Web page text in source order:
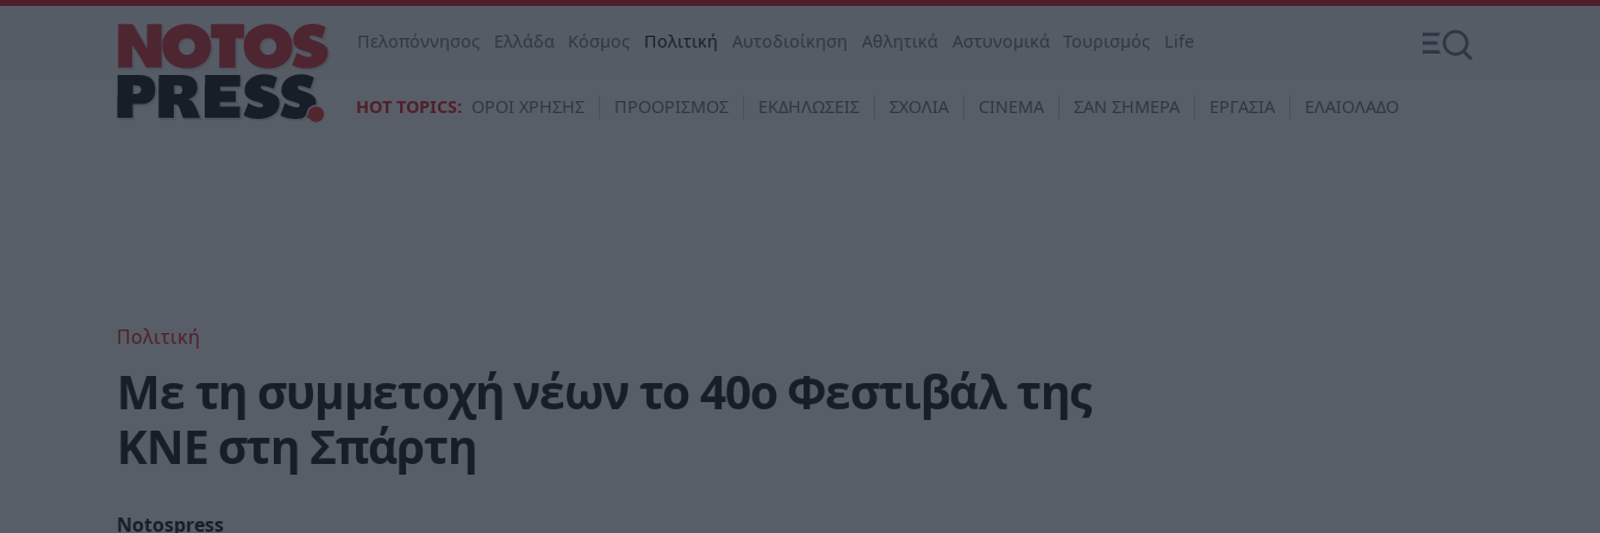
Πελοπόννησος Ελλάδα Κόσμος Πολιτική Αυτοδιοίκηση Αθλητικά Αστυνομικά Τουρισμός Life
HOT TOPICS: ΟΡΟΙ ΧΡΗΣΗΣ ΠΡΟΟΡΙΣΜΟΣ ΕΚΔΗΛΩΣΕΙΣ ΣΧΟΛΙΑ CINEMA ΣΑΝ ΣΗΜΕΡΑ ΕΡΓΑΣΙΑ ΕΛΑΙΟΛΑΔΟ
Πολιτική
Με τη συμμετοχή νέων το 40ο Φεστιβάλ της
ΚΝΕ στη Σπάρτη
Notospress